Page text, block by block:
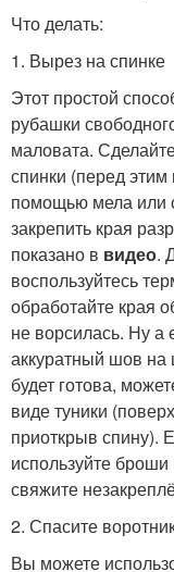
Что делать:
1. Вырез на спинке
Этот простой
рубашки
маловата.
спинки (перед
помощью мела или
закрепить края
показано в видео.
воспользуйтесь
обработайте края
не ворсилась. Ну
аккуратный шов
будет готова,
виде туники
приоткрыв спину).
используйте
свяжите
2. Спасите
Вы можете